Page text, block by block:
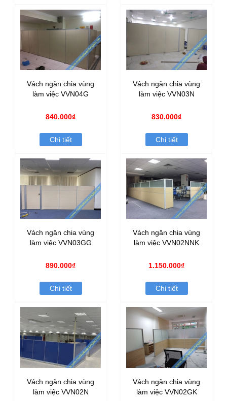
Vách ngăn chia vùng
làm việc VVN04G
840.000₫
Chi tiết
Vách ngăn chia vùng
làm việc VVN03N
830.000₫
Chi tiết
Vách ngăn chia vùng
làm việc VVN03GG
890.000₫
Chi tiết
Vách ngăn chia vùng
làm việc VVN02NNK
1.150.000₫
Chi tiết
Vách ngăn chia vùng
làm việc VVN02N
Vách ngăn chia vùng
làm việc VVN02GK